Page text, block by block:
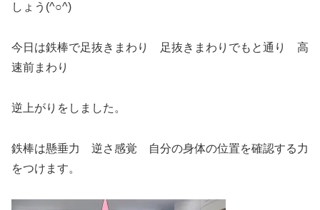
しょう(^○^)
今日は鉄棒で足抜きまわり 足抜きまわりでもと通り 高
速前まわり
逆上がりをしました。
鉄棒は懸垂力 逆さ感覚 自分の身体の位置を確認する力
をつけます。